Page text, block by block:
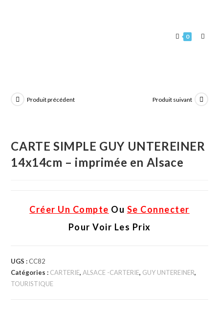
0
Produit précédent Produit suivant
CARTE SIMPLE GUY UNTEREINER
14x14cm – imprimée en Alsace
Créer Un Compte Ou Se Connecter
Pour Voir Les Prix
UGS :CC82
Catégories : CARTERIE,ALSACE -CARTERIE, GUY UNTEREINER,
TOURISTIQUE